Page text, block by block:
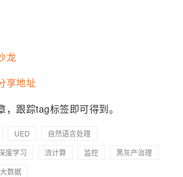
龙
享地址
，跟踪tag标签即可得到。
UED
自然语言处理
度学习
流计算 监控
黑灰产治理
大数据